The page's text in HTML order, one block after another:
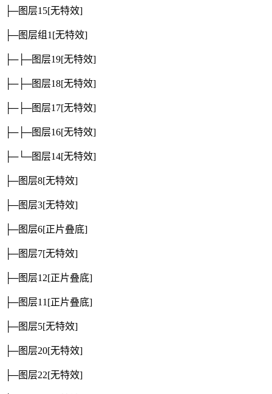
├─图层15[无特效]
├─图层组1[无特效]
├─├─图层19[无特效]
├─├─图层18[无特效]
├─├─图层17[无特效]
├─├─图层16[无特效]
├─└─图层14[无特效]
├─图层8[无特效]
├─图层3[无特效]
├─图层6[正片叠底]
├─图层7[无特效]
├─图层12[正片叠底]
├─图层11[正片叠底]
├─图层5[无特效]
├─图层20[无特效]
├─图层22[无特效]